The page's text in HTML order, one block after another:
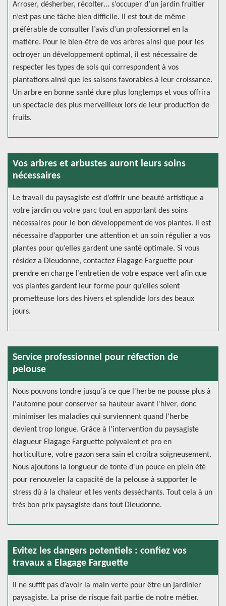
Arroser, désherber, récolter… s’occuper d’un jardin fruitier
n’est pas une tâche bien difficile. Il est tout de même
préférable de consulter l’avis d’un professionnel en la
matière. Pour le bien-être de vos arbres ainsi que pour les
octroyer un développement optimal, il est nécessaire de
respecter les types de sols qui correspondent à vos
plantations ainsi que les saisons favorables à leur croissance.
Un arbre en bonne santé dure plus longtemps et vous offrira
un spectacle des plus merveilleux lors de leur production de
fruits.
Vos arbres et arbustes auront leurs soins
nécessaires
Le travail du paysagiste est d’offrir une beauté artistique a
votre jardin ou votre parc tout en apportant des soins
nécessaires pour le bon développement de vos plantes. Il est
nécessaire d’apporter une attention et un soin régulier a vos
plantes pour qu’elles gardent une santé optimale. Si vous
résidez a Dieudonne, contactez Elagage Farguette pour
prendre en charge l’entretien de votre espace vert afin que
vos plantes gardent leur forme pour qu’elles soient
prometteuse lors des hivers et splendide lors des beaux
jours.
Service professionnel pour réfection de
pelouse
Nous pouvons tondre jusqu'à ce que l'herbe ne pousse plus à
l'automne pour conserver sa hauteur avant l'hiver, donc
minimiser les maladies qui surviennent quand l'herbe
devient trop longue. Grâce à l’intervention du paysagiste
élagueur Elagage Farguette polyvalent et pro en
horticulture, votre gazon sera sain et croitra soigneusement.
Nous ajoutons la longueur de tonte d'un pouce en plein été
pour renouveler la capacité de la pelouse à supporter le
stress dû à la chaleur et les vents desséchants. Tout cela à un
très bon prix paysagiste dans tout Dieudonne.
Evitez les dangers potentiels : confiez vos
travaux a Elagage Farguette
Il ne suffit pas d’avoir la main verte pour être un jardinier
paysagiste. La prise de risque fait partie de notre métier.